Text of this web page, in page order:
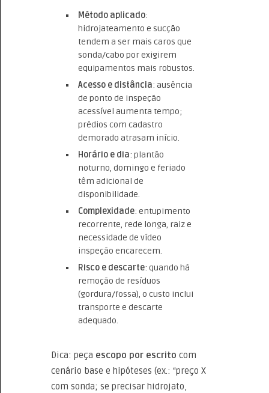
Método aplicado:
hidrojateamento e sucção
tendem a ser mais caros que
sonda/cabo por exigirem
equipamentos mais robustos.
Acesso e distância: ausência
de ponto de inspeção
acessível aumenta tempo;
prédios com cadastro
demorado atrasam início.
Horário e dia: plantão
noturno, domingo e feriado
têm adicional de
disponibilidade.
Complexidade: entupimento
recorrente, rede longa, raiz e
necessidade de vídeo
inspeção encarecem.
Risco e descarte: quando há
remoção de resíduos
(gordura/fossa), o custo inclui
transporte e descarte
adequado.
Dica: peça escopo por escrito com
cenário base e hipóteses (ex.: “preço X
com sonda; se precisar hidrojato,